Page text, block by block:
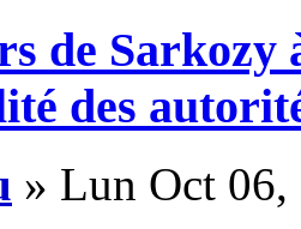
de
des
» Lun Oct 06,